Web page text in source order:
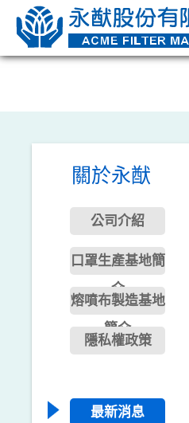
關於永猷
公司介紹
口罩生產基地簡
介
熔噴布製造基地
簡介
隱私權政策
最新消息